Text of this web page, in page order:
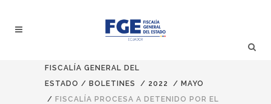
FISCALÍA GENERAL DEL
ESTADO / BOLETINES / 2022 / MAYO
/ FISCALÍA PROCESA A DETENIDO POR EL